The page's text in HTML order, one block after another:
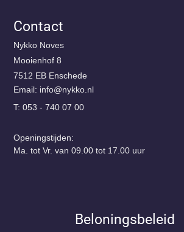
Beloningsbeleid
Contact
Nykko Noves
Mooienhof 8
7512 EB Enschede
Email:
ln.okkyn
@ofni
T: 053 - 740 07 00
Openingstijden:
Ma. tot Vr. van 09.00 tot 17.00 uur